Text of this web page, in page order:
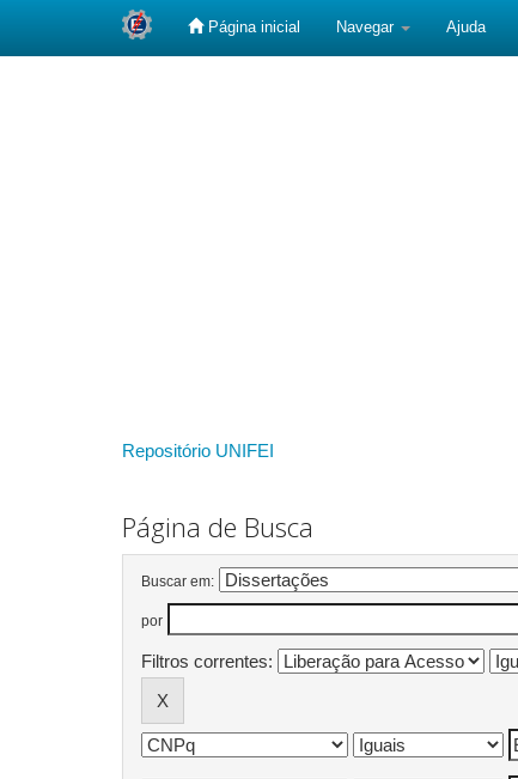
Página inicial Navegar Ajuda
Repositório UNIFEI
Página de Busca
Buscar em:
por
Filtros correntes: